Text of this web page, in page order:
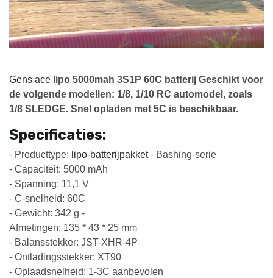
Gens ace lipo 5000mah 3S1P 60C batterij Geschikt voor
de volgende modellen: 1/8, 1/10 RC automodel, zoals
1/8 SLEDGE. Snel opladen met 5C is beschikbaar.
Specificaties:
- Producttype: lipo-batterijpakket- Bashing-serie
- Capaciteit: 5000 mAh
- Spanning: 11,1 V
- C-snelheid: 60C
- Gewicht: 342 g -
Afmetingen: 135 * 43 * 25 mm
- Balansstekker: JST-XHR-4P
- Ontladingsstekker: XT90
- Oplaadsnelheid: 1-3C aanbevolen